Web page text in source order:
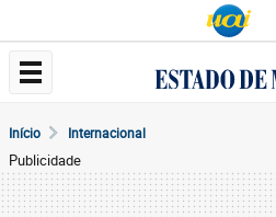
Início Internacional
Publicidade